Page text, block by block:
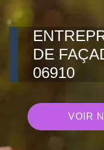
DE
06910
VOIR